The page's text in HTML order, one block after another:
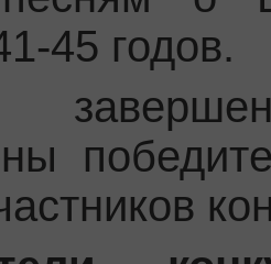
45 годов.